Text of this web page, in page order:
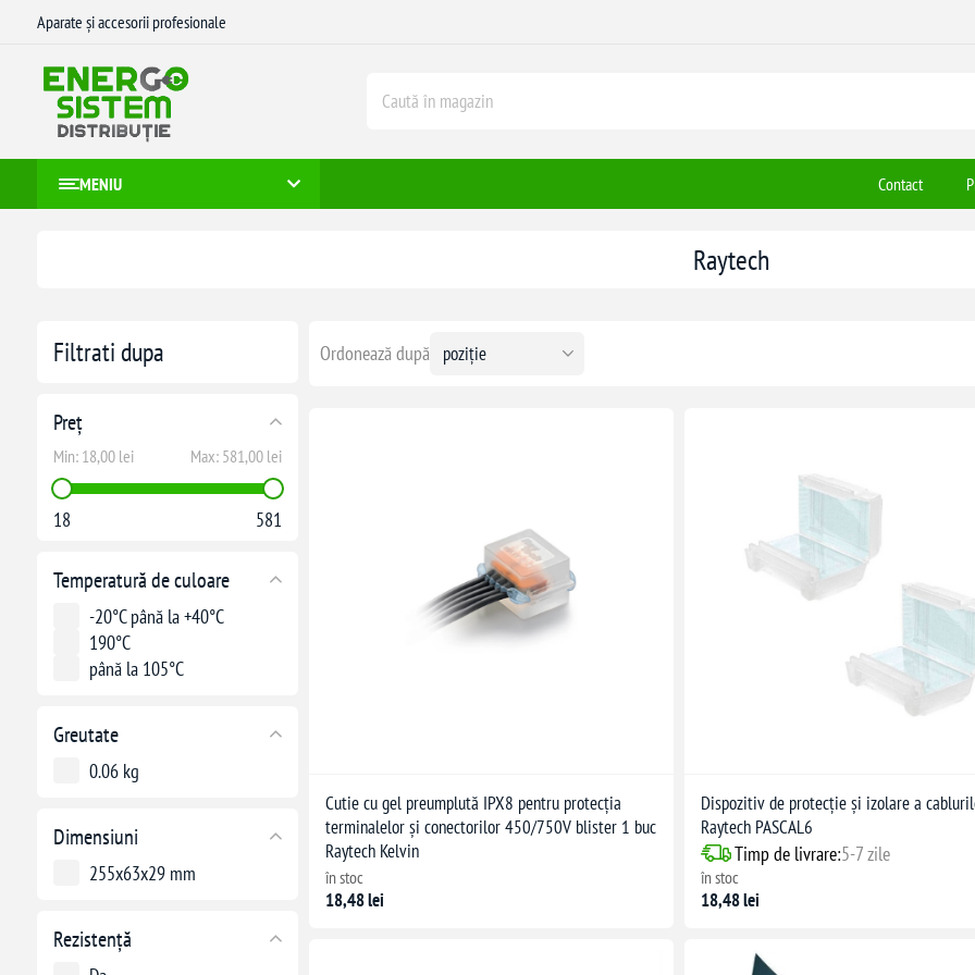
Aparate și accesorii profesionale
MENIU Contact
Filtrati dupa
Preț
Min: 18,00 lei Max: 581,00 lei
18 581
Temperatură de culoare
-20°C până la +40°C
190°C
până la 105°C
Greutate
0.06 kg
Dimensiuni
255x63x29 mm
Rezistență
Raytech
Ordonează după
Cutie cu gel preumplută IPX8 pentru protecția
terminalelor și conectorilor 450/750V blister 1 buc
Raytech Kelvin
în stoc
18,48 lei
Dispozitiv de protecție și izolare a
Raytech PASCAL6
Timp de livrare:5-7 zile
în stoc
18,48 lei